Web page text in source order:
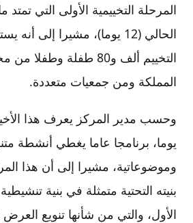
الحالي (12 يوما)، مشيرا إلى
التخييم ألف و80 طفلة
المملكة ومن جمعيات متعددة.
يوما، برنامجا عاما يغطي أنشطة
وموضوعاتية، مشيرا إلى أن هذا
بنيته التحتية متمثلة في بنية
الأول، والتي من شأنها تنويع العرض